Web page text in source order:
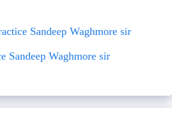
Sandeep Waghmore sir
Sandeep Waghmore sir